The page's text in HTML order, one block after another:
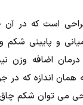
است که در آن
و پایینی
درمان اضافه وزن
همان اندازه که در
می توان شکم